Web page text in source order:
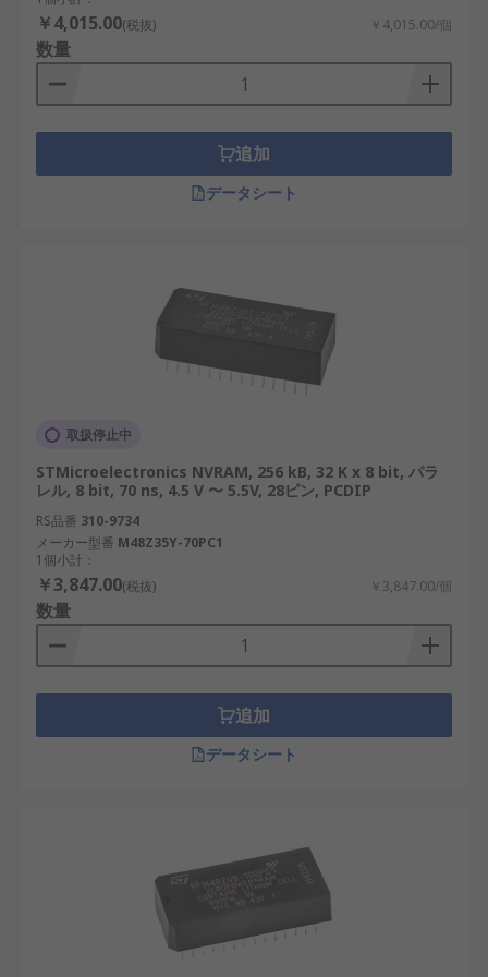
ポーネントのご紹介
RS は、日本全国で使用されているNVRAMのサプラ
イヤー、販売店、製造元として世界的に認知されて
います。当社の製品は、日本の最高水準の性能と信
頼性を満たすように設計されています。さらに、産
業用から革新的なプロジェクトまで、さまざまな用
配送サービスと料金の詳細については、
￥4,015.00(税抜) ￥4,015.00/個
数量
追加
データシート
取扱停止中
STMicroelectronics NVRAM, 256 kB, 32 K x 8 bit, パラ
レル, 8 bit, 70 ns, 4.5 V 〜 5.5V, 28ピン, PCDIP
RS品番 310-9734
メーカー型番 M48Z35Y-70PC1
1個小計：
￥3,847.00(税抜) ￥3,847.00/個
数量
追加
データシート